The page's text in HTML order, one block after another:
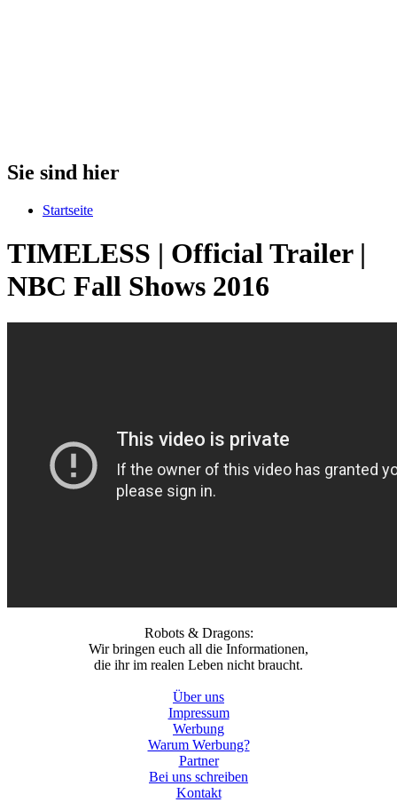
Sie sind hier
Startseite
TIMELESS | Official Trailer |
NBC Fall Shows 2016
Robots & Dragons:
Wir bringen euch all die Informationen,
die ihr im realen Leben nicht braucht.
Über uns
Impressum
Werbung
Warum Werbung?
Partner
Bei uns schreiben
Kontakt